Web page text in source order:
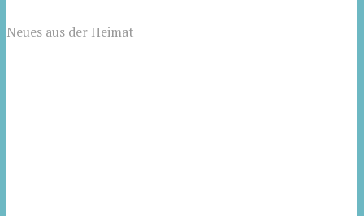
Neues aus der Heimat